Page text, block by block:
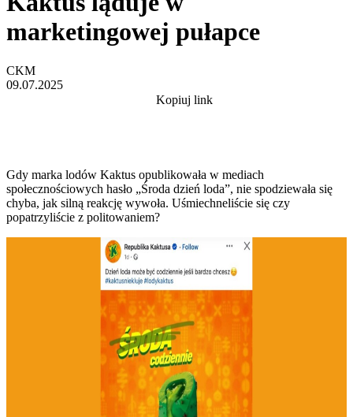
marketingowej pułapce
CKM
09.07.2025
Kopiuj link
Gdy marka lodów Kaktus opublikowała w mediach
społecznościowych hasło „Środa dzień loda”, nie spodziewała się
chyba, jak silną reakcję wywoła. Uśmiechneliście się czy
popatrzyliście z politowaniem?